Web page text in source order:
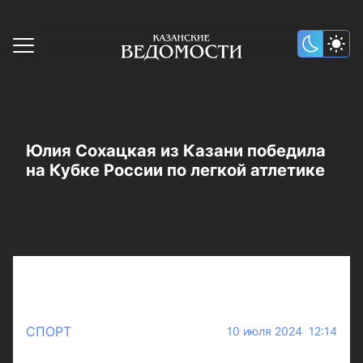
Юлия Сохацкая из Казани победила
на Кубке России по легкой атлетике
СПОРТ 10 июля 2024 12:14